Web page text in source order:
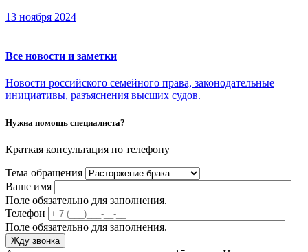
13 ноября 2024
Все новости и заметки
Новости российского семейного права, законодательные
инициативы, разъяснения высших судов.
Нужна помощь специалиста?
Краткая консультация по телефону
Тема обращения
Ваше имя
Поле обязательно для заполнения.
Телефон
Поле обязательно для заполнения.